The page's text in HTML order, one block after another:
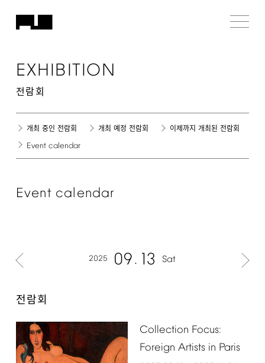
EXHIBITION
전람회
개최 중인 전람회 개최 예정 전람회 이제까지 개최된 전람회
Event calendar
Event calendar
2025 09 13 Sat
전람회
Collection Focus:
Foreign Artists in Paris